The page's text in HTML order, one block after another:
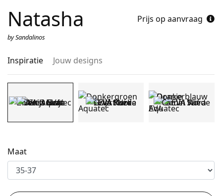
Natasha Prijs op aanvraag
by Sandalinos
Inspiratie Jouw designs
Maat